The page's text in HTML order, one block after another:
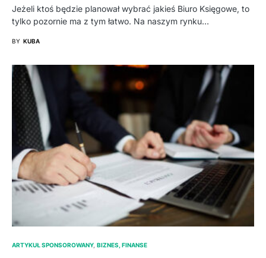
Jeżeli ktoś będzie planował wybrać jakieś Biuro Księgowe, to
tylko pozornie ma z tym łatwo. Na naszym rynku…
BY KUBA
ARTYKUŁ SPONSOROWANY BIZNES, FINANSE